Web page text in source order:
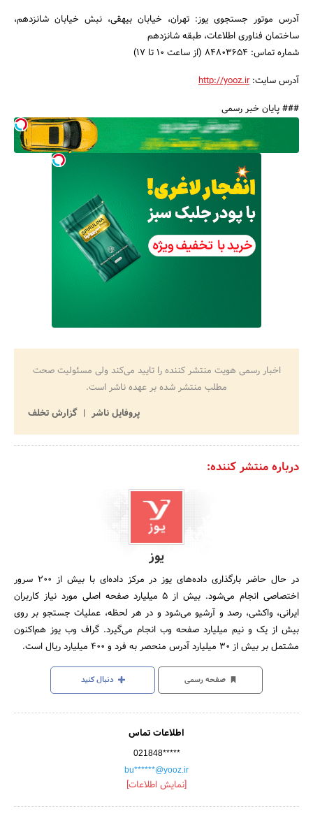
آدرس موتور جستجوی یوز: تهران، خیابان بیهقی، نبش خیابان شانزدهم،
ساختمان فناوری اطلاعات، طبقه شانزدهم
شماره تماس: ۸۴۸۰۳۶۵۴ (از ساعت ۱۰ تا ۱۷)
آدرس سایت:http://yooz.ir
### پایان خبر رسمی
اخبار رسمی هویت منتشر کننده را تایید می‌کند ولی مسئولیت صحت
مطلب منتشر شده بر عهده ناشر است.
پروفایل ناشر
گزارش تخلف
درباره منتشر کننده:
یوز
در حال حاضر بارگذاری داده‌های یوز در مرکز داده‌ای با بیش از 200 سرور
اختصاصی انجام می‌شود. بیش از ۵ میلیارد صفحه اصلی مورد نیاز کاربران
ایرانی، واکشی، رصد و آرشیو ‌می‌شود و در هر لحظه، عملیات جستجو بر روی
بیش از یک و نیم میلیارد صفحه وب انجام می‌گیرد. گراف وب یوز هم‌اکنون
مشتمل بر بیش از ۳۰ میلیارد آدرس منحصر به فرد و ۴۰۰ میلیارد ریال است.
صفحه رسمی دنبال کنید
اطلاعات تماس
021848*****
bu******@yooz.ir
[نمایش اطلاعات]